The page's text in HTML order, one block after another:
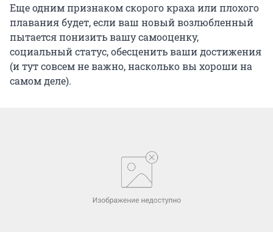
Еще одним признаком скорого краха или плохого
плавания будет, если ваш новый возлюбленный
пытается понизить вашу самооценку,
социальный статус, обесценить ваши достижения
(и тут совсем не важно, насколько вы хороши на
самом деле).